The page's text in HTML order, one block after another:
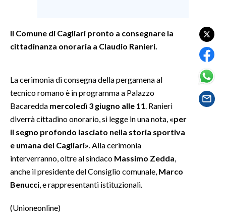
SPETTACOLI
SALUTE
SARDEGNA TURISMO
SARDI NEL MONDO
NOTIZIE
EVENTI
#CARAUNIONE
3 MINUTI CON
Il Comune di Cagliari pronto a consegnare la
cittadinanza onoraria a Claudio Ranieri.
La cerimonia di consegna della pergamena al
tecnico romano è in programma a Palazzo
Bacaredda mercoledì 3 giugno alle 11 . Ranieri
diverrà cittadino onorario, si legge in una nota, «per
il segno profondo lasciato nella storia sportiva
e umana del Cagliari» . Alla cerimonia
interverranno, oltre al sindaco Massimo Zedda
anche il presidente del Consiglio comunale, Marco
Benucci , e rappresentanti istituzionali.
(Unioneonline)